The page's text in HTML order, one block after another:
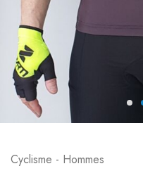
Cyclisme - Hommes